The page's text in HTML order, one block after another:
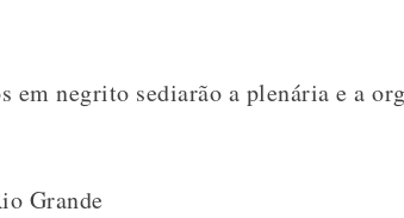
em negrito sediarão a plenária e a
Grande